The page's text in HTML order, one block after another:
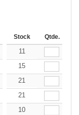
144-287 288 +
Stock Qtde.
26.70€
11
26.70€
15
26.70€
21
26.70€
21
26.70€
10